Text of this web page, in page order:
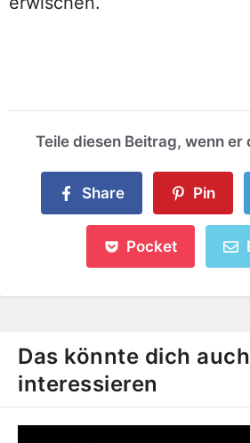
Teile diesen Beitrag, wenn er
Share Pin
Pocket
Das könnte dich auch
interessieren